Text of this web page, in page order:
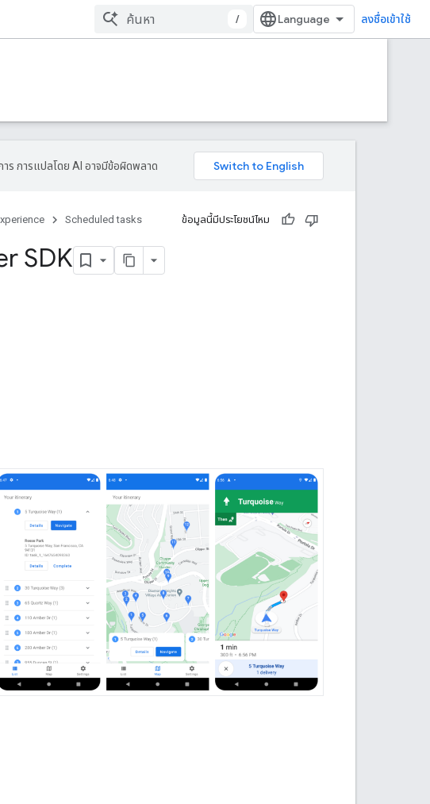
/ ลงชื่อเข้าใช้
ร การแปลโดย AI อาจมีข้อผิดพลาด
Scheduled tasks ข้อมูลนี้มีประโยชน์ไหม
SDK